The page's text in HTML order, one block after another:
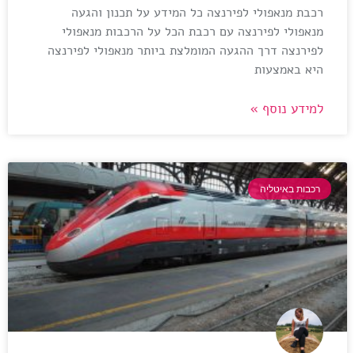
רכבת מנאפולי לפירנצה כל המידע על תכנון והגעה
מנאפולי לפירנצה עם רכבת הכל על הרכבות מנאפולי
לפירנצה דרך ההגעה המומלצת ביותר מנאפולי לפירנצה
היא באמצעות
למידע נוסף »
רכבות באיטליה